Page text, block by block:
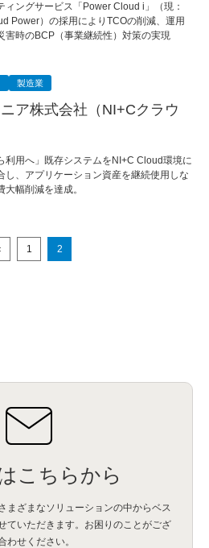
ィングサービス「Power Cloud i」（現：
Power）の採用によりTCOの削減、運用
害時のBCP（事業継続性）対策の実現
製造業
ア株式会社（NI+Cクラウ
利用へ」既存システムをNI+C Cloud環境に
し、アプリケーション資産を継続使用しな
大幅削減を達成。
1 2
こちらから
まざまなソリューションの中からベス
ていただきます。お困りのことがござ
わせください。